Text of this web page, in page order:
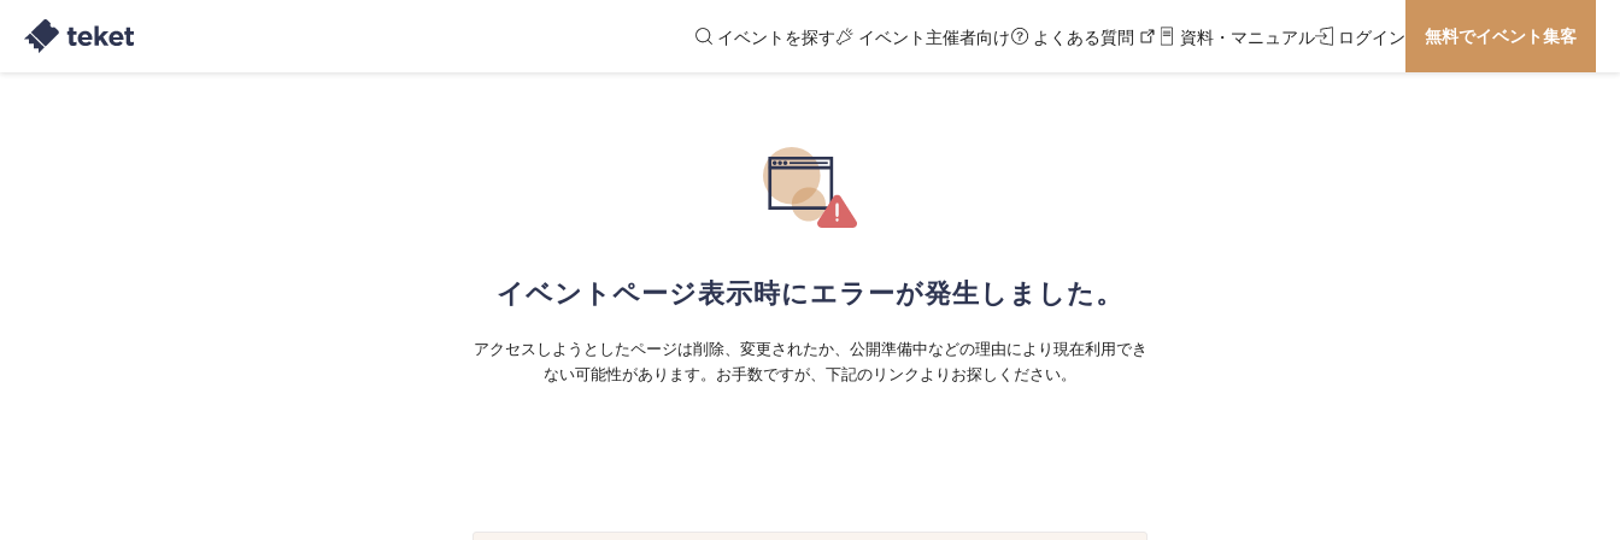
イベントを探す イベント主催者向け よくある質問 資料・マニュアル ログイン 無料でイベント集客
イベントページ表示時にエラーが発生しました。
アクセスしようとしたページは削除、変更されたか、公開準備中などの理由により現在利用でき
ない可能性があります。お手数ですが、下記のリンクよりお探しください。